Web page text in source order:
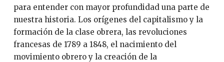
para entender con mayor profundidad una parte de
nuestra historia. Los orígenes del capitalismo y la
formación de la clase obrera, las revoluciones
francesas de 1789 a 1848, el nacimiento del
movimiento obrero y la creación de la